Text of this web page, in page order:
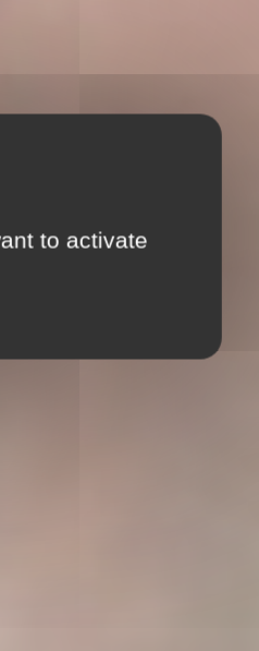
to activate